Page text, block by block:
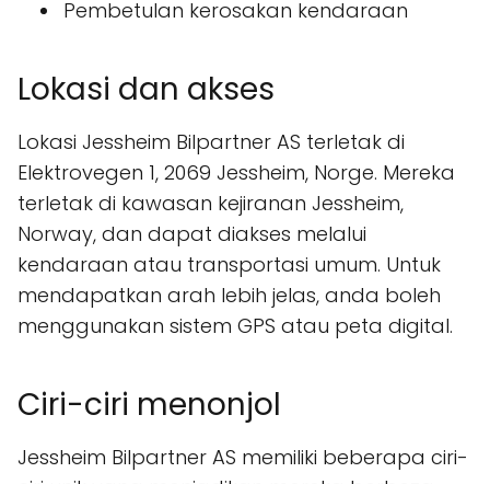
Pembetulan kerosakan kendaraan
Lokasi dan akses
Lokasi Jessheim Bilpartner AS terletak di
Elektrovegen 1, 2069 Jessheim, Norge. Mereka
terletak di kawasan kejiranan Jessheim,
Norway, dan dapat diakses melalui
kendaraan atau transportasi umum. Untuk
mendapatkan arah lebih jelas, anda boleh
menggunakan sistem GPS atau peta digital.
Ciri-ciri menonjol
Jessheim Bilpartner AS memiliki beberapa ciri-